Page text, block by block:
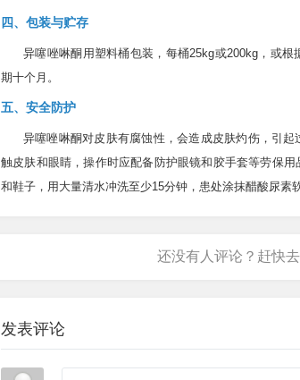
四、包装与贮存
异噻唑啉酮用塑料桶包装，每桶25kg或200kg，或
期十个月。
五、安全防护
异噻唑啉酮对皮肤有腐蚀性，会造成皮肤灼伤，引
触皮肤和眼睛，操作时应配备防护眼镜和胶手套等劳保
和鞋子，用大量清水冲洗至少15分钟，患处涂抹醋酸尿素
发表评论